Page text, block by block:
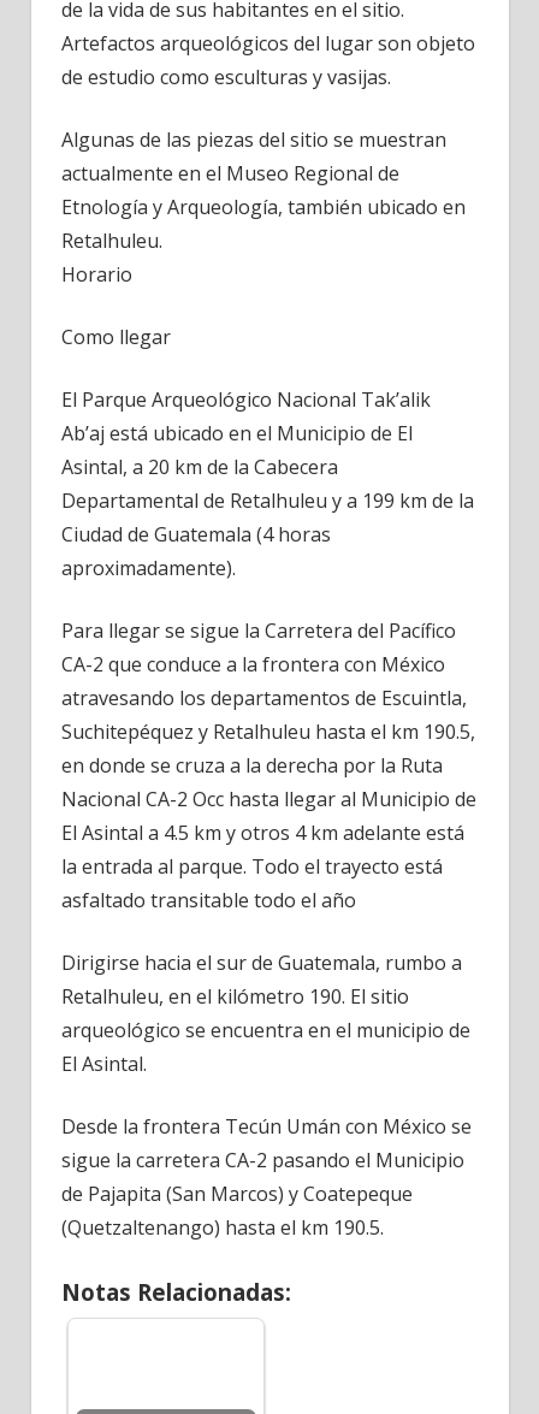
de la vida de sus habitantes en el sitio.
Artefactos arqueológicos del lugar son objeto
de estudio como esculturas y vasijas.
Algunas de las piezas del sitio se muestran
actualmente en el Museo Regional de
Etnología y Arqueología, también ubicado en
Retalhuleu.
Horario
Como llegar
El Parque Arqueológico Nacional Tak’alik
Ab’aj está ubicado en el Municipio de El
Asintal, a 20 km de la Cabecera
Departamental de Retalhuleu y a 199 km de la
Ciudad de Guatemala (4 horas
aproximadamente).
Para llegar se sigue la Carretera del Pacífico
CA-2 que conduce a la frontera con México
atravesando los departamentos de Escuintla,
Suchitepéquez y Retalhuleu hasta el km 190.5,
en donde se cruza a la derecha por la Ruta
Nacional CA-2 Occ hasta llegar al Municipio de
El Asintal a 4.5 km y otros 4 km adelante está
la entrada al parque. Todo el trayecto está
asfaltado transitable todo el año
Dirigirse hacia el sur de Guatemala, rumbo a
Retalhuleu, en el kilómetro 190. El sitio
arqueológico se encuentra en el municipio de
El Asintal.
Desde la frontera Tecún Umán con México se
sigue la carretera CA-2 pasando el Municipio
de Pajapita (San Marcos) y Coatepeque
(Quetzaltenango) hasta el km 190.5.
Notas Relacionadas: